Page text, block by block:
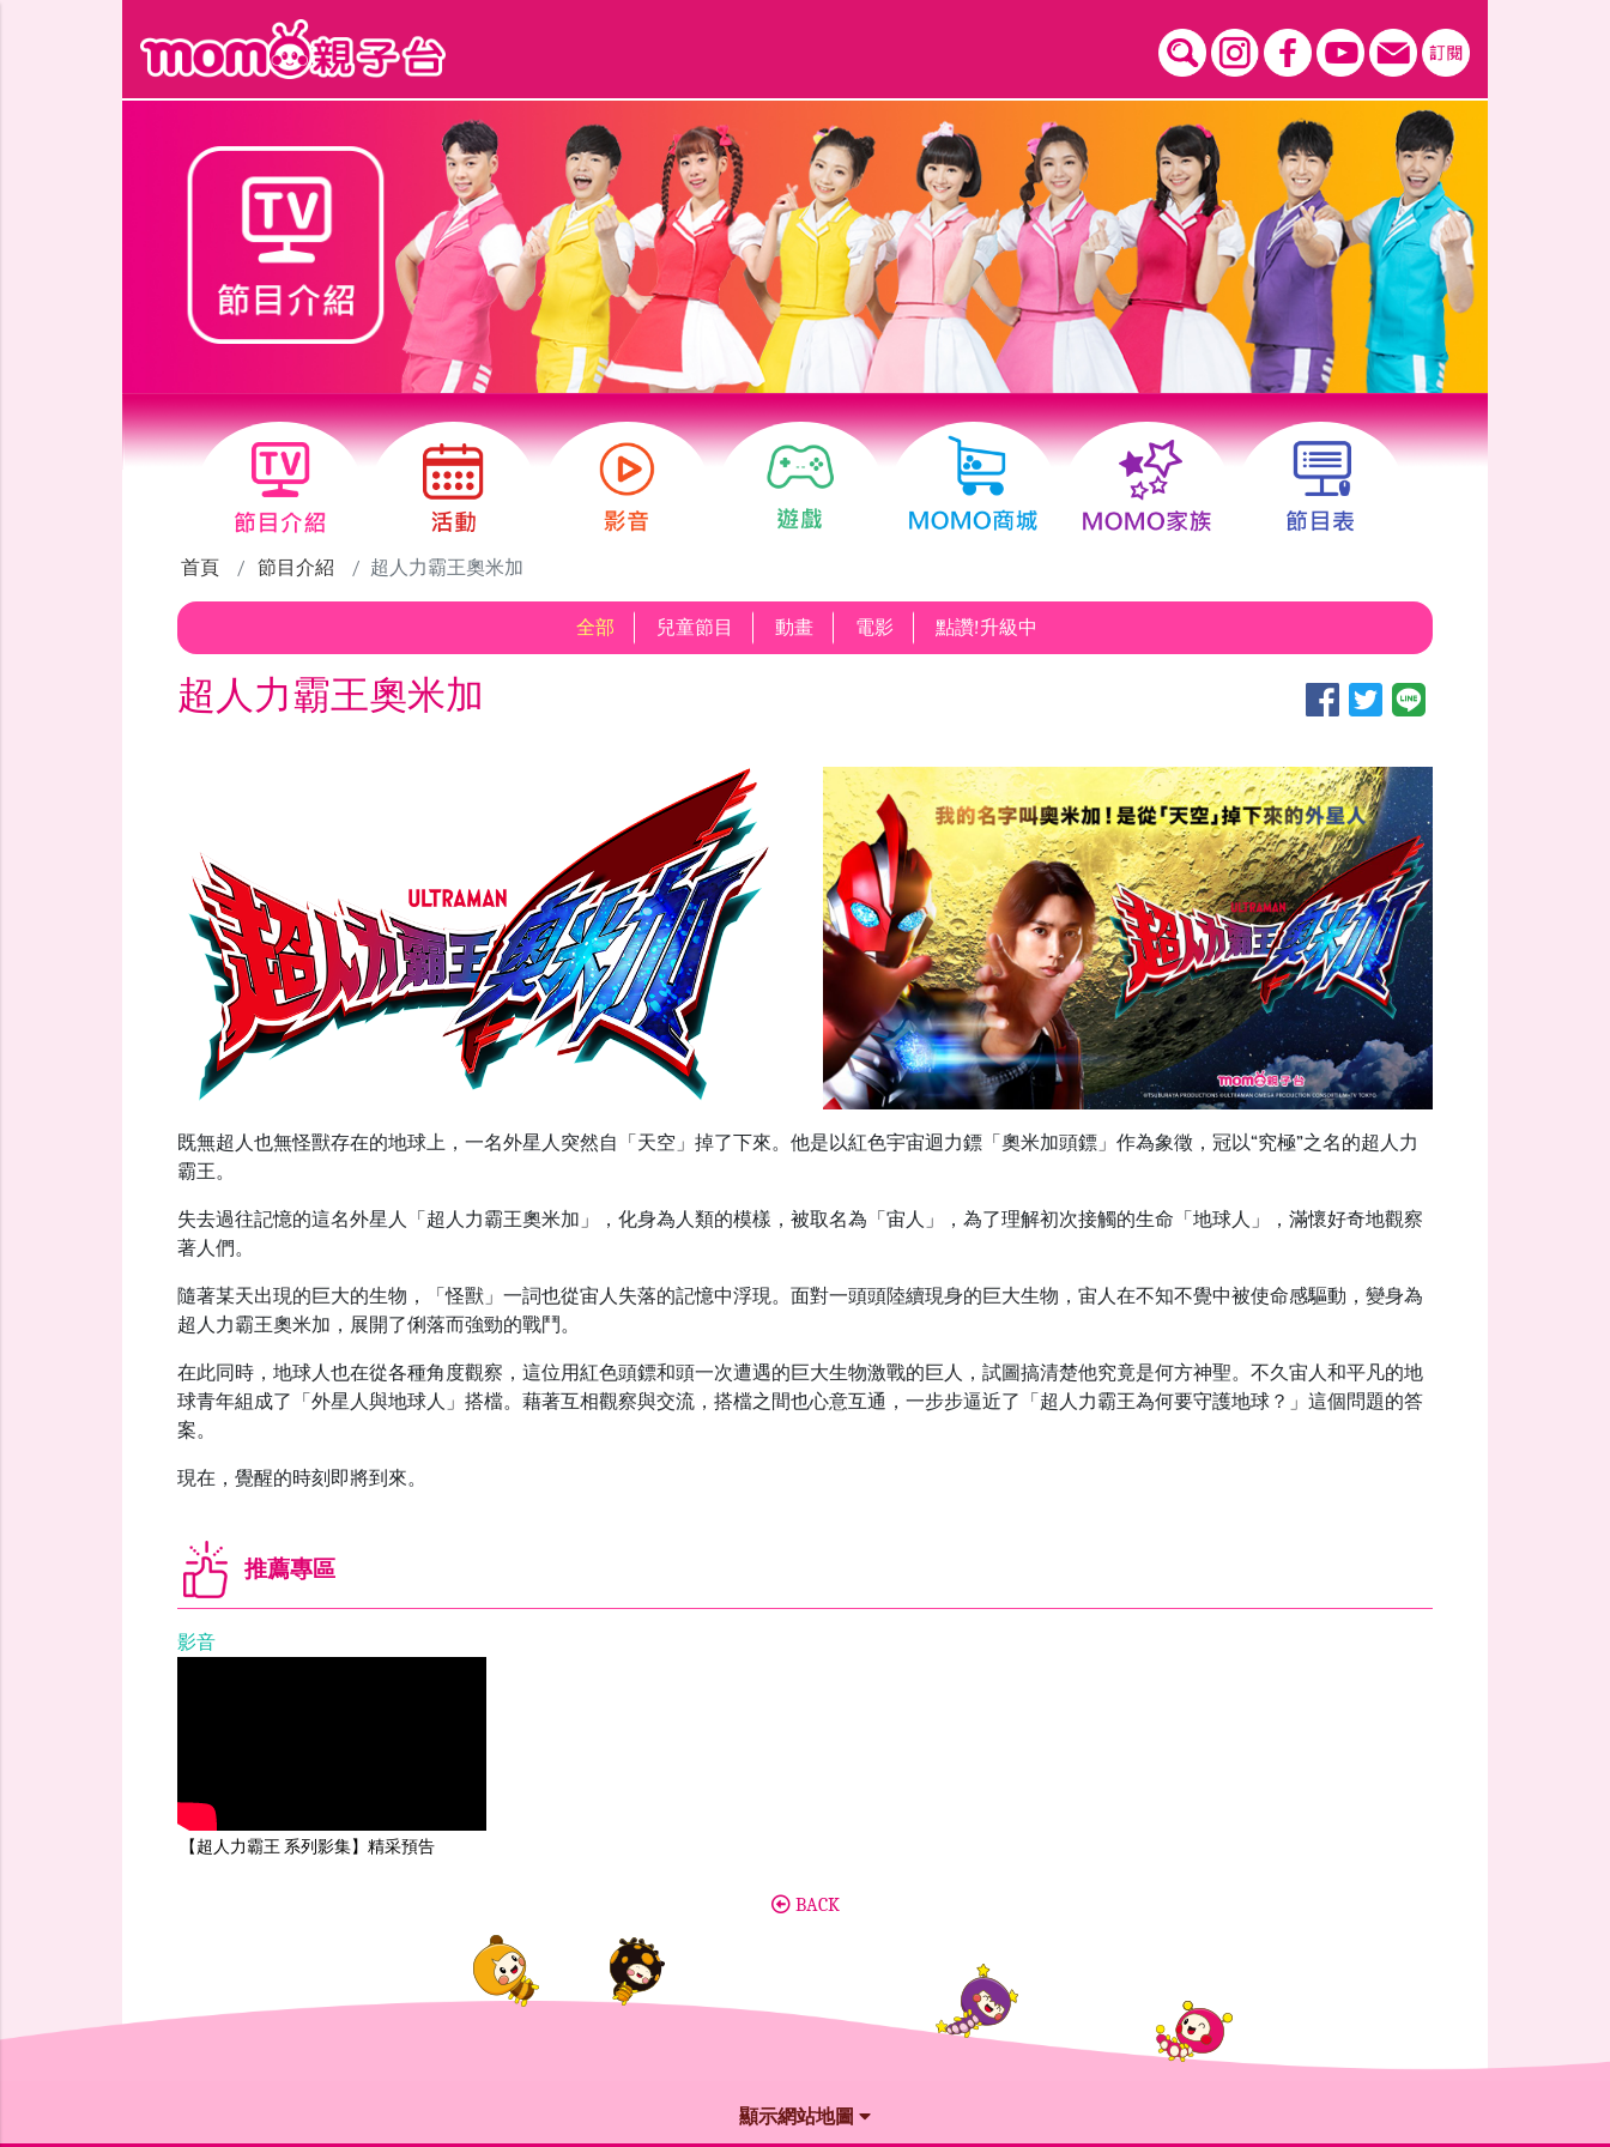
首頁 節目介紹 超人力霸王奧米加
全部 兒童節目 動畫 電影 點讚!升級中
超人力霸王奧米加
既無超人也無怪獸存在的地球上，一名外星人突然自「天空」掉了下來。他是以紅色宇宙迴力鏢「奧米加頭鏢」作為象徵，冠以“究極”之名的超人力
霸王。
失去過往記憶的這名外星人「超人力霸王奧米加」，化身為人類的模樣，被取名為「宙人」，為了理解初次接觸的生命「地球人」，滿懷好奇地觀察
著人們。
隨著某天出現的巨大的生物，「怪獸」一詞也從宙人失落的記憶中浮現。面對一頭頭陸續現身的巨大生物，宙人在不知不覺中被使命感驅動，變身為
超人力霸王奧米加，展開了俐落而強勁的戰鬥。
在此同時，地球人也在從各種角度觀察，這位用紅色頭鏢和頭一次遭遇的巨大生物激戰的巨人，試圖搞清楚他究竟是何方神聖。不久宙人和平凡的地
球青年組成了「外星人與地球人」搭檔。藉著互相觀察與交流，搭檔之間也心意互通，一步步逼近了「超人力霸王為何要守護地球？」這個問題的答
案。
現在，覺醒的時刻即將到來。
推薦專區
影音
【超人力霸王 系列影集】精采預告
BACK
顯示網站地圖